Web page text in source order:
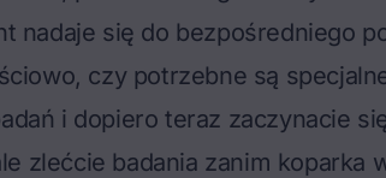
nadaje się do bezpośredniego
czy potrzebne są
i dopiero teraz zaczynacie
zlećcie badania zanim koparka